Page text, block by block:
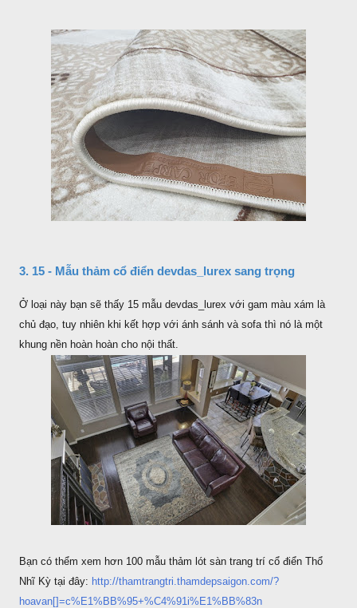
3. 15 - Mẫu thảm cổ điển devdas_lurex sang trọng
Ở loại này bạn sẽ thấy 15 mẫu devdas_lurex với gam màu xám là
chủ đạo, tuy nhiên khi kết hợp với ánh sánh và sofa thì nó là một
khung nền hoàn hoàn cho nội thất.
Bạn có thểm xem hơn 100 mẫu thảm lót sàn trang trí cổ điển Thổ
Nhĩ Kỳ tại đây: http://thamtrangtri.thamdepsaigon.com/?
hoavan[]=c%E1%BB%95+%C4%91i%E1%BB%83n